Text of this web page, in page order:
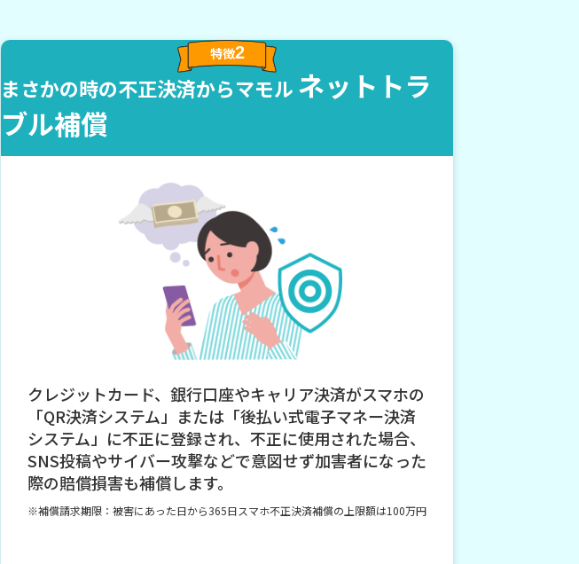
特徴2
まさかの時の不正決済からマモル ネットトラ
ブル補償
クレジットカード、銀行口座やキャリア決済がスマホの
「QR決済システム」または「後払い式電子マネー決済
システム」に不正に登録され、不正に使用された場合、
SNS投稿やサイバー攻撃などで意図せず加害者になった
際の賠償損害も補償します。
※補償請求期限：被害にあった日から365日スマホ不正決済補償の上限額は100万円